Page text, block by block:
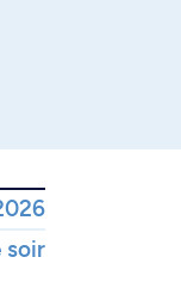
soir